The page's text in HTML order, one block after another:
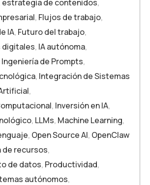
estrategia de contenidos,
, Flujos de trabajo,
IA, Futuro del trabajo,
digitales, IA autónoma,
Ingeniería de Prompts,
, Integración de Sistemas
,
, Inversión en IA,
, LLMs, Machine Learning,
, Open Source AI, OpenClaw
de recursos,
de datos, Productividad,
autónomos,